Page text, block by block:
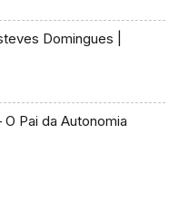
Domingues |
Pai da Autonomia